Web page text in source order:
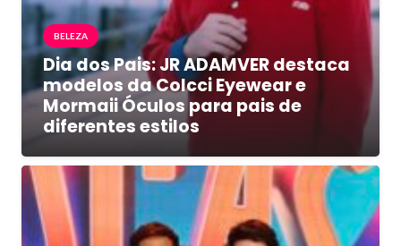
BELEZA
Dia dos Pais: JR ADAMVER destaca
modelos da Colcci Eyewear e
Mormaii Óculos para pais de
diferentes estilos